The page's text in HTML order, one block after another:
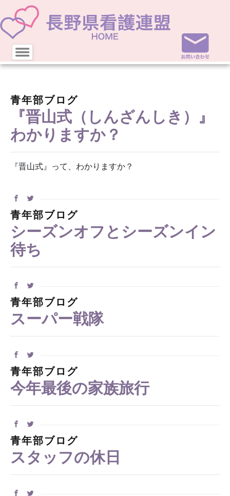
青年部ブログ
『晋山式（しんざんしき）』
わかりますか？
『晋山式』って、わかりますか？
青年部ブログ
シーズンオフとシーズンイン
待ち
青年部ブログ
スーパー戦隊
青年部ブログ
今年最後の家族旅行
青年部ブログ
スタッフの休日